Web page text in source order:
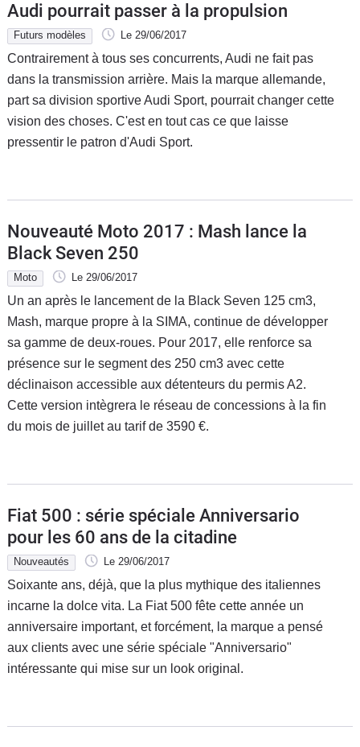
Audi pourrait passer à la propulsion
Futurs modèles Le 29/06/2017
Contrairement à tous ses concurrents, Audi ne fait pas
dans la transmission arrière. Mais la marque allemande,
part sa division sportive Audi Sport, pourrait changer cette
vision des choses. C'est en tout cas ce que laisse
pressentir le patron d'Audi Sport.
Nouveauté Moto 2017 : Mash lance la
Black Seven 250
Moto Le 29/06/2017
Un an après le lancement de la Black Seven 125 cm3,
Mash, marque propre à la SIMA, continue de développer
sa gamme de deux-roues. Pour 2017, elle renforce sa
présence sur le segment des 250 cm3 avec cette
déclinaison accessible aux détenteurs du permis A2.
Cette version intègrera le réseau de concessions à la fin
du mois de juillet au tarif de 3590 €.
Fiat 500 : série spéciale Anniversario
pour les 60 ans de la citadine
Nouveautés Le 29/06/2017
Soixante ans, déjà, que la plus mythique des italiennes
incarne la dolce vita. La Fiat 500 fête cette année un
anniversaire important, et forcément, la marque a pensé
aux clients avec une série spéciale "Anniversario"
intéressante qui mise sur un look original.